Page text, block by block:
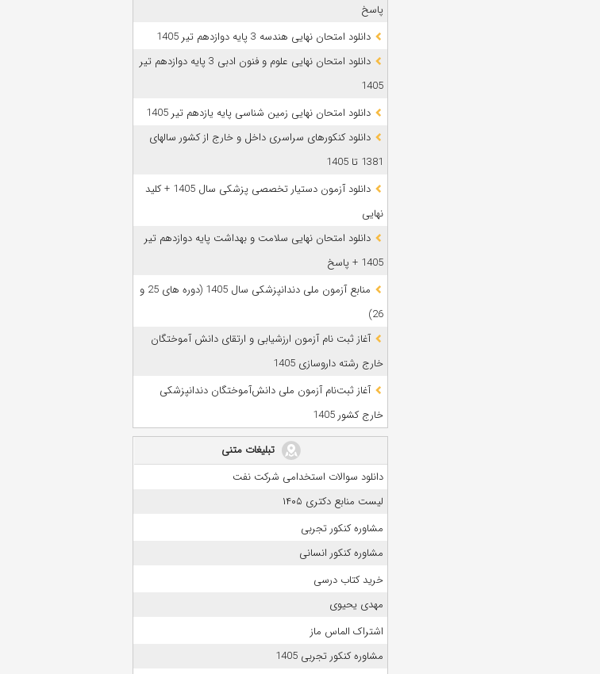
پاسخ
دانلود امتحان نهایی هندسه 3 پایه دوازدهم تیر 1405
دانلود امتحان نهایی علوم و فنون ادبی 3 پایه دوازدهم تیر
1405
دانلود امتحان نهایی زمین شناسی پایه یازدهم تیر 1405
دانلود کنکورهای سراسری داخل و خارج از کشور سالهای
1381 تا 1405
دانلود آزمون دستیار تخصصی پزشکی سال 1405 + کلید
نهایی
دانلود امتحان نهایی سلامت و بهداشت پایه دوازدهم تیر
1405 + پاسخ
ﻣﻨﺎﺑﻊ آزﻣﻮن ﻣﻠﯽ دندانپزشکی سال 1405 (دوره های 25 و
26)
آغاز ثبت نام آزمون‌ ارزشیابی و ارتقای دانش آموختگان
خارج رشته داروسازی 1405
آغاز ثبت‌نام آزمون ملی دانش‌آموختگان دندانپزشکی
خارج کشور 1405
تبلیغات متنی
دانلود سوالات استخدامی شرکت نفت
لیست منابع دکتری ۱۴۰۵
مشاوره کنکور تجربی
مشاوره کنکور انسانی
خرید کتاب درسی
مهدی یحیوی
اشتراک الماس ماز
مشاوره کنکور تجربی 1405